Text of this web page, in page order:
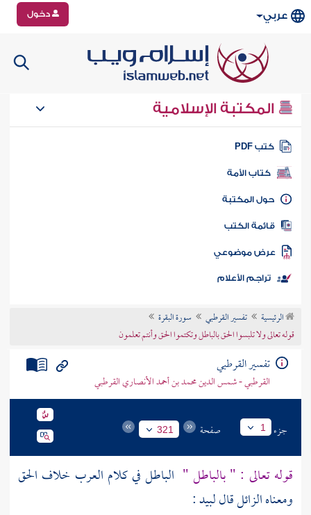
عربي دخول
المكتبة الإسلامية
كتب PDF
كتاب الأمة
المكتبة
الكتب
موضوعي
تراجم الأعلام
الرئيسية تفسير القرطبي
سورة البقرة
قوله تعالى ولا تلبسوا الحق بالباطل وتكتموا الحق وأنتم تعلمون
تفسير القرطبي
القرطبي - شمس الدين محمد بن أحمد الأنصاري القرطبي
جزء 1 صفحة 321
قوله تعالى : " بالباطل " الباطل في كلام العرب خلاف الحق
ومعناه الزائل قاللبيد: